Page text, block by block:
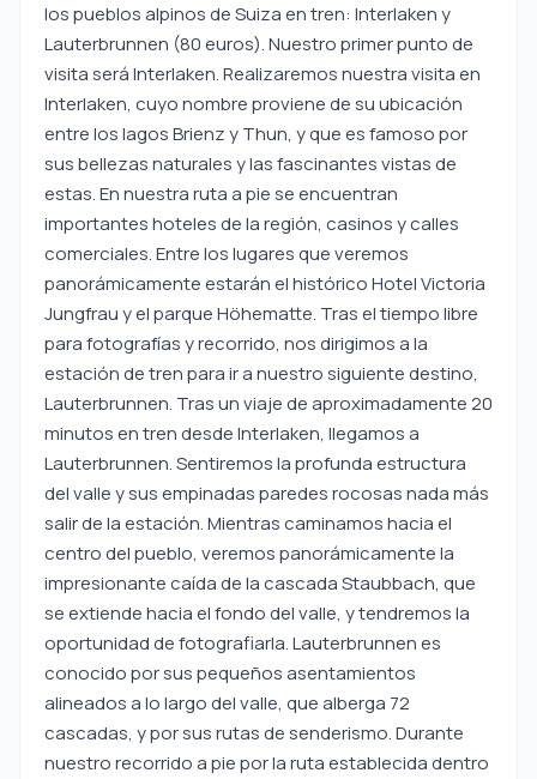
los pueblos alpinos de Suiza en tren: Interlaken y
Lauterbrunnen (80 euros). Nuestro primer punto de
visita será Interlaken. Realizaremos nuestra visita en
Interlaken, cuyo nombre proviene de su ubicación
entre los lagos Brienz y Thun, y que es famoso por
sus bellezas naturales y las fascinantes vistas de
estas. En nuestra ruta a pie se encuentran
importantes hoteles de la región, casinos y calles
comerciales. Entre los lugares que veremos
panorámicamente estarán el histórico Hotel Victoria
Jungfrau y el parque Höhematte. Tras el tiempo libre
para fotografías y recorrido, nos dirigimos a la
estación de tren para ir a nuestro siguiente destino,
Lauterbrunnen. Tras un viaje de aproximadamente 20
minutos en tren desde Interlaken, llegamos a
Lauterbrunnen. Sentiremos la profunda estructura
del valle y sus empinadas paredes rocosas nada más
salir de la estación. Mientras caminamos hacia el
centro del pueblo, veremos panorámicamente la
impresionante caída de la cascada Staubbach, que
se extiende hacia el fondo del valle, y tendremos la
oportunidad de fotografiarla. Lauterbrunnen es
conocido por sus pequeños asentamientos
alineados a lo largo del valle, que alberga 72
cascadas, y por sus rutas de senderismo. Durante
nuestro recorrido a pie por la ruta establecida dentro